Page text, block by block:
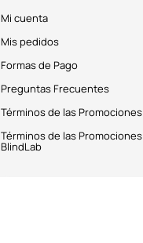
Mi cuenta
Mis pedidos
Formas de Pago
Preguntas Frecuentes
Términos de las Promociones
Términos de las Promociones
BlindLab